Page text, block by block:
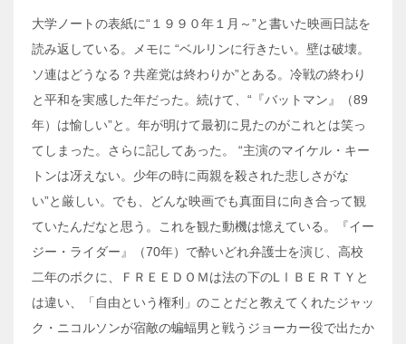
大学ノートの表紙に“１９９０年１月～”と書いた映画日誌を
読み返している。メモに “ベルリンに行きたい。壁は破壊。
ソ連はどうなる？共産党は終わりか”とある。冷戦の終わり
と平和を実感した年だった。続けて、“『バットマン』（89
年）は愉しい”と。年が明けて最初に見たのがこれとは笑っ
てしまった。さらに記してあった。 “主演のマイケル・キー
トンは冴えない。少年の時に両親を殺された悲しさがな
い”と厳しい。でも、どんな映画でも真面目に向き合って観
ていたんだなと思う。これを観た動機は憶えている。『イー
ジー・ライダー』（70年）で酔いどれ弁護士を演じ、高校
二年のボクに、ＦＲＥＥＤＯＭは法の下のLⅠＢＥＲＴＹと
は違い、「自由という権利」のことだと教えてくれたジャッ
ク・ニコルソンが宿敵の蝙蝠男と戦うジョーカー役で出たか